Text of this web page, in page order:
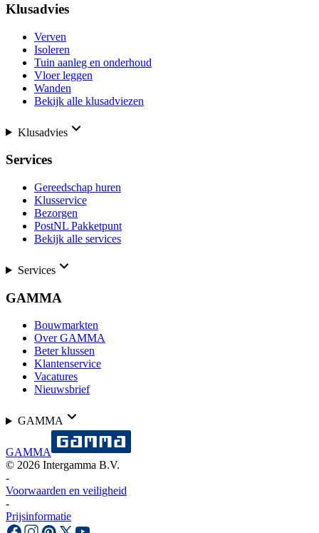
Klusadvies
Verven
Isoleren
Tuin aanleg en onderhoud
Vloer leggen
Wanden
Bekijk alle klusadviezen
Klusadvies
Services
Gereedschap huren
Klusservice
Bezorgen
PostNL Pakketpunt
Bekijk alle services
Services
GAMMA
Bouwmarkten
Over GAMMA
Beter klussen
Klantenservice
Vacatures
Nieuwsbrief
GAMMA
GAMMA
© 2026 Intergamma B.V.
-
Voorwaarden en veiligheid
-
Prijsinformatie